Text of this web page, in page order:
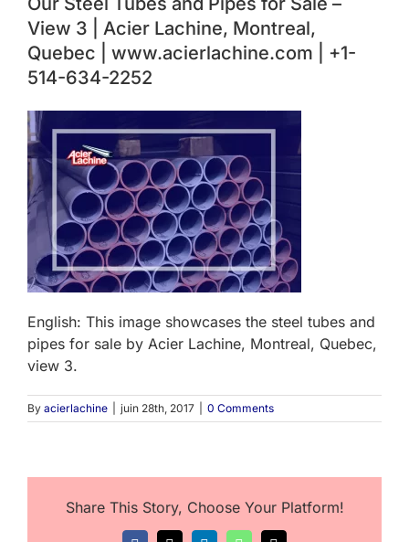
View 3 | Acier Lachine, Montreal,
Quebec | www.acierlachine.com | +1-
514-634-2252
English: This image showcases the steel tubes and
pipes for sale by Acier Lachine, Montreal, Quebec,
view 3.
By acierlachine juin 28th, 2017 0 Comments
Share This Story, Choose Your Platform!